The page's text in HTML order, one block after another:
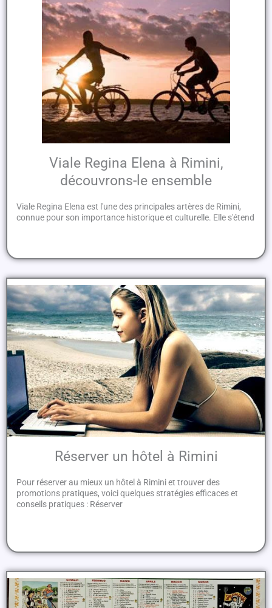
Viale Regina Elena à Rimini,
découvrons-le ensemble
Viale Regina Elena est l'une des principales artères de Rimini,
connue pour son importance historique et culturelle. Elle s'étend
Réserver un hôtel à Rimini
Pour réserver au mieux un hôtel à Rimini et trouver des
promotions pratiques, voici quelques stratégies efficaces et
conseils pratiques : Réserver